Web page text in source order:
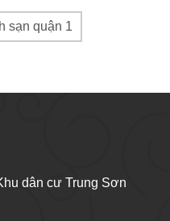
sạn quận 1
dân cư Trung Sơn